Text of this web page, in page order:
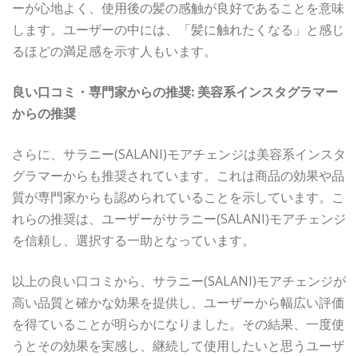
ーが心地よく、使用後の髪の感触が良好であることを意味
します。ユーザーの中には、「髪に触れたくなる」と感じ
るほどの満足感を示す人もいます。
良い口コミ・専門家からの推奨: 美容系インスタグラマー
からの推奨
さらに、サラニー(SALANI)モアチェンジは美容系インスタ
グラマーからも推奨されています。これは商品の効果や品
質が専門家からも認められていることを示しています。こ
れらの推奨は、ユーザーがサラニー(SALANI)モアチェンジ
を信頼し、選択する一助となっています。
以上の良い口コミから、サラニー(SALANI)モアチェンジが
高い品質と確かな効果を提供し、ユーザーから幅広い評価
を得ていることが明らかになりました。その結果、一度使
うとその効果を実感し、継続して使用したいと思うユーザ